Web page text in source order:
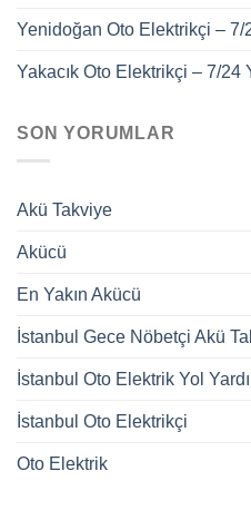
Yenidoğan Oto Elektrikçi – 7/
Yakacık Oto Elektrikçi – 7/24
SON YORUMLAR
Akü Takviye
Akücü
En Yakın Akücü
İstanbul Gece Nöbetçi Akü
İstanbul Oto Elektrik Yol
İstanbul Oto Elektrikçi
Oto Elektrik